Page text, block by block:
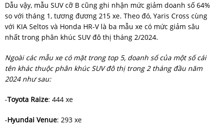
Dẫu vậy, mẫu SUV cỡ B cũng ghi nhận mức giảm doanh số 64%
so với tháng 1, tương đương 215 xe. Theo đó, Yaris Cross cùng
với KIA Seltos và Honda HR-V là ba mẫu xe có mức giảm sâu
nhất trong phân khúc SUV đô thị tháng 2/2024.
Ngoài các mẫu xe có mặt trong top 5, doanh số của một số cái
tên khác thuộc phân khúc SUV đô thị trong 2 tháng đầu năm
2024 như sau:
-Toyota Raize: 444 xe
-Hyundai Venue: 293 xe